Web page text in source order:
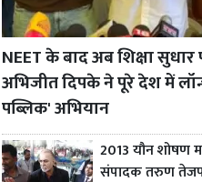
NEET के बाद अब शिक्षा
अभिजीत दिपके ने पूरे देश में
पब्लिक' अभियान
2013 यौन शोषण
संपादक तरुण